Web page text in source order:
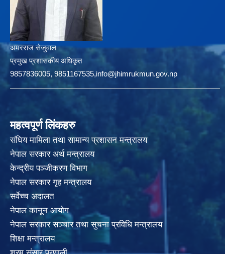
अमरराज सेजुवाल
प्रमुख प्रशासकीय अधिकृत
9857836005, 9851167535,info@jhimrukmun.gov.np
महत्वपूर्ण लिंकहरु
संघिय मामिला तथा सामान्य प्रशासन मन्त्रालय
नेपाल सरकार अर्थ मन्त्रालय
केन्द्रीय पञ्जीकरण विभाग
नेपाल सरकार गृह मन्त्रालय
सर्वेच्च अदालत
नेपाल कानून आयोग
नेपाल सरकार सञ्चार तथा सुचना प्रविधि मन्त्रालय
शिक्षा मन्त्रालय